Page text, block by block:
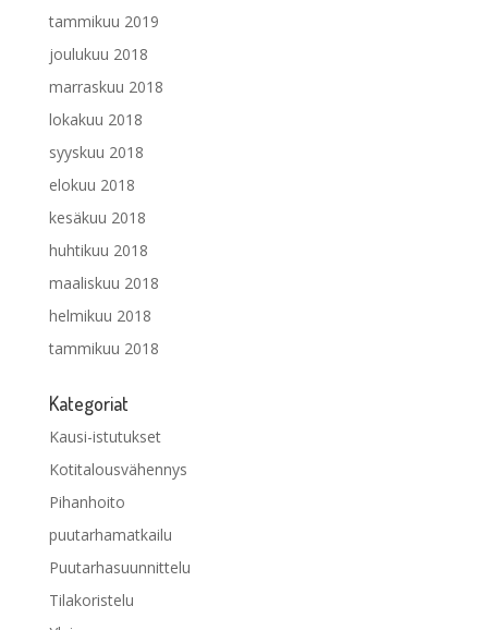
tammikuu 2019
joulukuu 2018
marraskuu 2018
lokakuu 2018
syyskuu 2018
elokuu 2018
kesäkuu 2018
huhtikuu 2018
maaliskuu 2018
helmikuu 2018
tammikuu 2018
Kategoriat
Kausi-istutukset
Kotitalousvähennys
Pihanhoito
puutarhamatkailu
Puutarhasuunnittelu
Tilakoristelu